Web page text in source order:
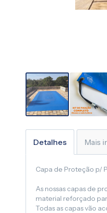
para
Galeria
imagens
Detalhes
Capa de Proteção p/
As nossas capas de
material reforçado
Todas as capas vão
Mais